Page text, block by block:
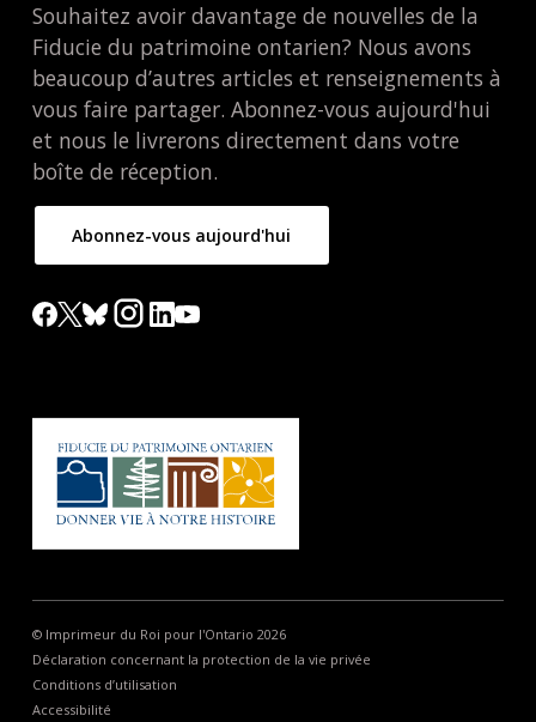
Souhaitez avoir davantage de nouvelles de la
Fiducie du patrimoine ontarien? Nous avons
beaucoup d’autres articles et renseignements à
vous faire partager. Abonnez-vous aujourd'hui
et nous le livrerons directement dans votre
boîte de réception.
Abonnez-vous aujourd'hui
© Imprimeur du Roi pour l'Ontario 2026
Déclaration concernant la protection de la vie privée
Conditions d’utilisation
Accessibilité